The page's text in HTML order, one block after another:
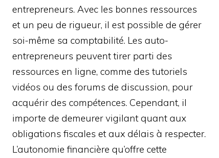
entrepreneurs. Avec les bonnes ressources
et un peu de rigueur, il est possible de gérer
soi-même sa comptabilité. Les auto-
entrepreneurs peuvent tirer parti des
ressources en ligne, comme des tutoriels
vidéos ou des forums de discussion, pour
acquérir des compétences. Cependant, il
importe de demeurer vigilant quant aux
obligations fiscales et aux délais à respecter.
L’autonomie financière qu’offre cette